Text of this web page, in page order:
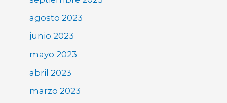
agosto 2023
junio 2023
mayo 2023
abril 2023
marzo 2023